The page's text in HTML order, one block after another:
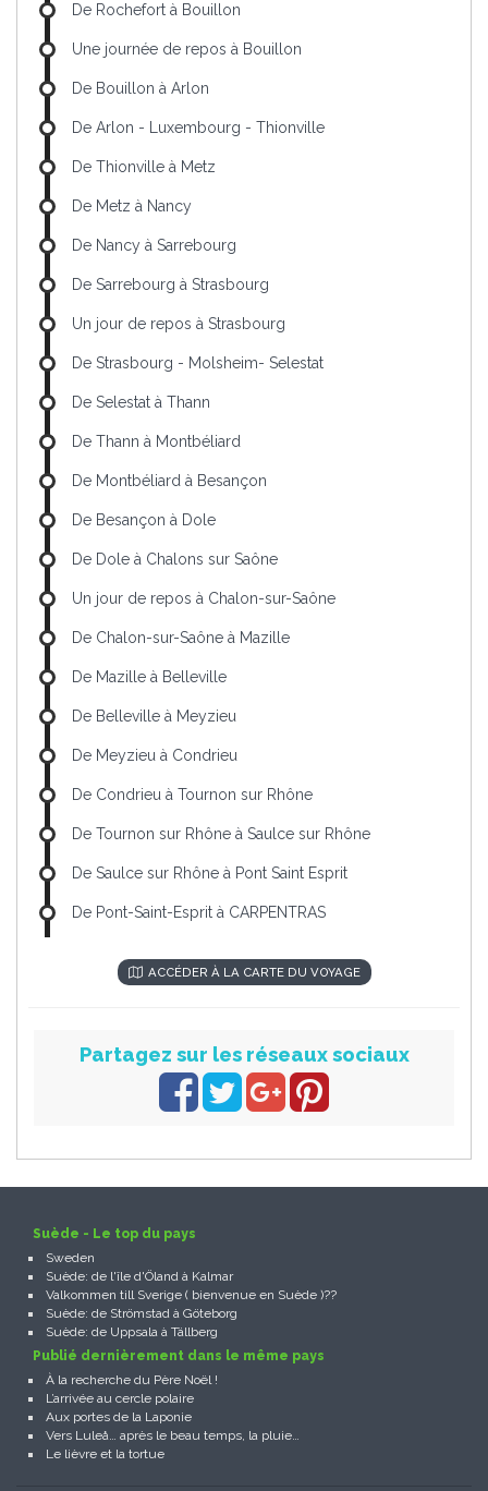
De Rochefort à Bouillon
Une journée de repos à Bouillon
De Bouillon à Arlon
De Arlon - Luxembourg - Thionville
De Thionville à Metz
De Metz à Nancy
De Nancy à Sarrebourg
De Sarrebourg à Strasbourg
Un jour de repos à Strasbourg
De Strasbourg - Molsheim- Selestat
De Selestat à Thann
De Thann à Montbéliard
De Montbéliard à Besançon
De Besançon à Dole
De Dole à Chalons sur Saône
Un jour de repos à Chalon-sur-Saône
De Chalon-sur-Saône à Mazille
De Mazille à Belleville
De Belleville à Meyzieu
De Meyzieu à Condrieu
De Condrieu à Tournon sur Rhône
De Tournon sur Rhône à Saulce sur Rhône
De Saulce sur Rhône à Pont Saint Esprit
De Pont-Saint-Esprit à CARPENTRAS
ACCÉDER À LA CARTE DU VOYAGE
Partagez sur les réseaux sociaux
Suède - Le top du pays
Sweden
Suède: de l'île d'Öland à Kalmar
Valkommen till Sverige ( bienvenue en Suède )??
Suède: de Strömstad à Göteborg
Suède: de Uppsala à Tällberg
Publié dernièrement dans le même pays
À la recherche du Père Noël !
L’arrivée au cercle polaire
Aux portes de la Laponie
Vers Luleå… après le beau temps, la pluie…
Le lièvre et la tortue